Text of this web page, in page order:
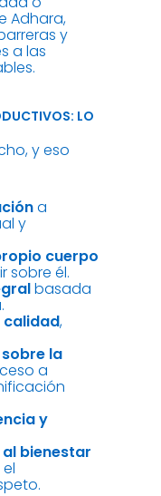
Adhara,
y
a las
LO
y eso
a
y
cuerpo
sobre él.
basada
calidad,
la
a
y
bienestar